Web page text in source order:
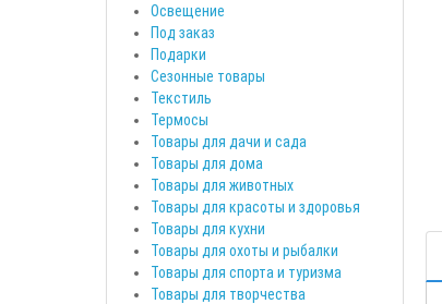
Освещение
Под заказ
Подарки
Сезонные товары
Текстиль
Термосы
Товары для дачи и сада
Товары для дома
Товары для животных
Товары для красоты и здоровья
Товары для кухни
Товары для охоты и рыбалки
Товары для спорта и туризма
Товары для творчества